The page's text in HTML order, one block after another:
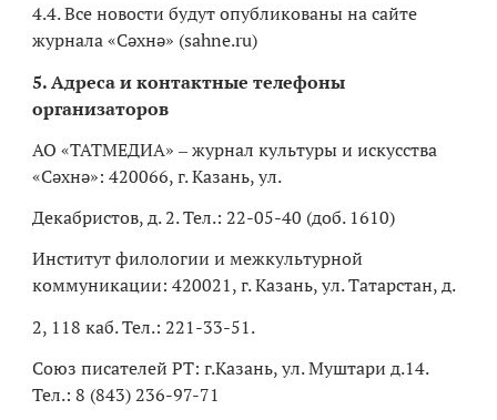
4.4. Все новости будут опубликованы на сайте
журнала «Сәхнә» (sahne.ru)
5. Адреса и контактные телефоны
организаторов
АО «ТАТМЕДИА» ‒ журнал культуры и искусства
«Сәхнә»: 420066, г. Казань, ул.
Декабристов, д. 2. Тел.: 22-05-40 (доб. 1610)
Институт филологии и межкультурной
коммуникации: 420021, г. Казань, ул. Татарстан, д.
2, 118 каб. Тел.: 221-33-51.
Союз писателей РТ: г.Казань, ул. Муштари д.14.
Тел.: 8 (843) 236-97-71